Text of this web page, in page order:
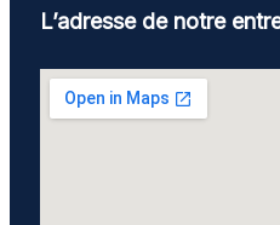
L’adresse de notre